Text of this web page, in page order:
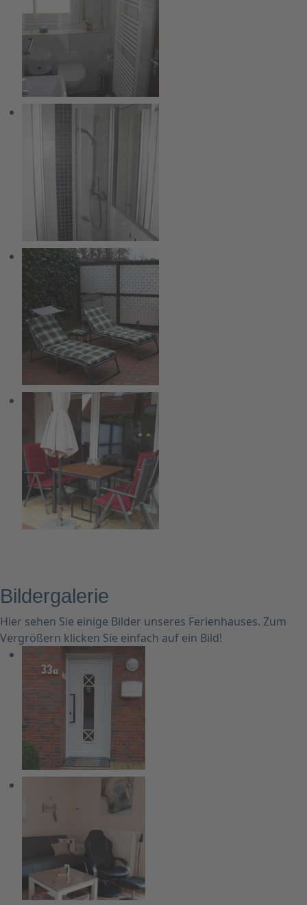
Bildergalerie
Hier sehen Sie einige Bilder unseres Ferienhauses. Zum
Vergrößern klicken Sie einfach auf ein Bild!